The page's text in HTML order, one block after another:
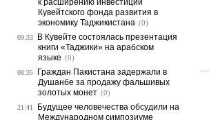
к расширению инвестиций
Кувейтского фонда развития в
экономику Таджикистана (0)
09:33
В Кувейте состоялась презентация
книги «Таджики» на арабском
языке (0)
08:35
Граждан Пакистана задержали в
Душанбе за продажу фальшивых
золотых монет (0)
21:41
Будущее человечества обсудили на
Международном симпозиуме